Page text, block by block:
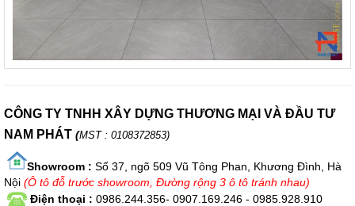
CÔNG TY TNHH XÂY DỰNG THƯƠNG MẠI VÀ ĐẦU TƯ
NAM PHÁT (MST : 0108372853)
Showroom : Số 37, ngõ 509 Vũ Tông Phan, Khương Đình, Hà
Nội (Ô tô đỗ trước showroom, Đường rộng 3 ô tô tránh nhau)
Điện thoại : 0986.244.356- 0907.169.246 - 0985.928.910